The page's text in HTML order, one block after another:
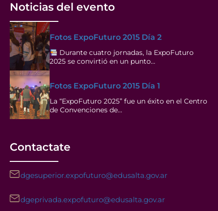
Noticias del evento
Fotos ExpoFuturo 2015 Día 2
Durante cuatro jornadas, la ExpoFuturo
2025 se convirtió en un punto…
Fotos ExpoFuturo 2015 Día 1
La “ExpoFuturo 2025” fue un éxito en el Centro
de Convenciones de…
Contactate
dgesuperior.expofuturo@edusalta.gov.ar
dgeprivada.expofuturo@edusalta.gov.ar